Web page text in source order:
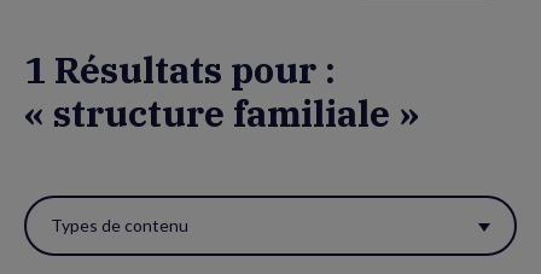
1 Résultats pour :
« structure familiale »
ces
filtres
Types de contenu